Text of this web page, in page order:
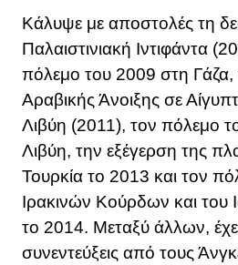
Κάλυψε με αποστολές τη
Παλαιστινιακή Ιντιφάντα
πόλεμο του 2009 στη Γάζα,
Αραβικής Άνοιξης σε
Λιβύη (2011), τον πόλεμο
Λιβύη, την εξέγερση της
Τουρκία το 2013 και τον
Ιρακινών Κούρδων και του
το 2014. Μεταξύ άλλων,
συνεντεύξεις από τους